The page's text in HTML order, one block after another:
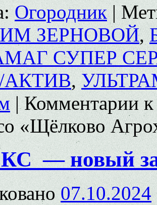
Огородник |
ЗЕРНОВОЙ,
СУПЕР
АКТИВ,
| Комментариик
«Щёлково
— новый
07.10.2024